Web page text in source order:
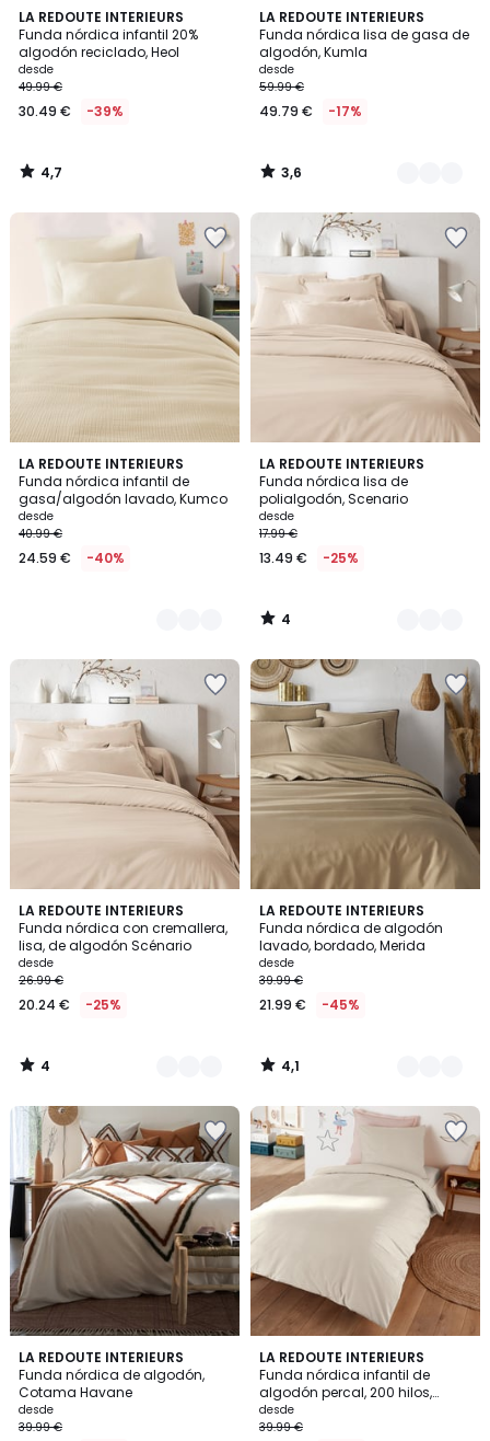
LA REDOUTE INTERIEURS
Funda nórdica infantil 20%
algodón reciclado, Heol
desde
49.99 €
30.49 € -39%
4,7
/ 5
4,7
/
LA REDOUTE INTERIEURS
Funda nórdica lisa de gasa de
algodón, Kumla
desde
59.99 €
49.79 € -17%
3,6
/ 5
16
Colores
3,6
/
LA REDOUTE INTERIEURS
Funda nórdica infantil de
gasa/algodón lavado, Kumco
desde
40.99 €
24.59 € -40%
10
Colores
LA REDOUTE INTERIEURS
Funda nórdica lisa de
polialgodón, Scenario
desde
17.99 €
13.49 € -25%
4
/
5
16
Colores
4
/
LA REDOUTE INTERIEURS
Funda nórdica con cremallera,
lisa, de algodón Scénario
desde
26.99 €
20.24 € -25%
4
/
5
22
Colores
4
/
LA REDOUTE INTERIEURS
Funda nórdica de algodón
lavado, bordado, Merida
desde
39.99 €
21.99 € -45%
4,1
/ 5
3
Colores
4,1
/
LA REDOUTE INTERIEURS
Funda nórdica de algodón,
Cotama Havane
desde
39.99 €
4,6
/ 5
LA REDOUTE INTERIEURS
Funda nórdica infantil de
algodón percal, 200 hilos,
Scénario
desde
39.99 €
3,7
/ 5
21
Colores